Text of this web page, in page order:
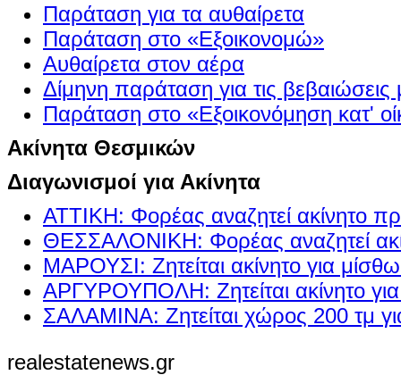
Παράταση για τα αυθαίρετα
Παράταση στο «Εξοικονομώ»
Αυθαίρετα στον αέρα
Δίμηνη παράταση για τις βεβαιώσεις
Παράταση στο «Εξοικονόμηση κατ'
Ακίνητα Θεσμικών
Διαγωνισμοί για Ακίνητα
ΑΤΤΙΚΗ: Φορέας αναζητεί ακίνητο
ΘΕΣΣΑΛΟΝΙΚΗ: Φορέας αναζητεί
ΜΑΡΟΥΣΙ: Ζητείται ακίνητο για
ΑΡΓΥΡΟΥΠΟΛΗ: Ζητείται ακίνητο
ΣΑΛΑΜΙΝΑ: Ζητείται χώρος 200 τμ
realestatenews.gr